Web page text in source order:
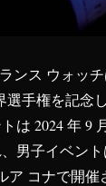
ンス ウォッチ
選手権を記念
は 2024 年 9
男子イベント
ア コナで開催